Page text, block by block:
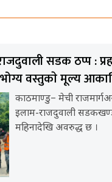
सडक ठप्प :
वस्तुकाे मूल्य
काठमाण्डु– मेची
इलाम-राजदुवाली
महिनादेखि अवरुद्ध छ ।